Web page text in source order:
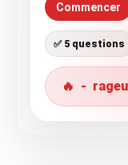
Commencer
✅ 5 questions
🔥 -